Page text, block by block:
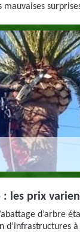
: les prix
d’arbre
d’infrastructures